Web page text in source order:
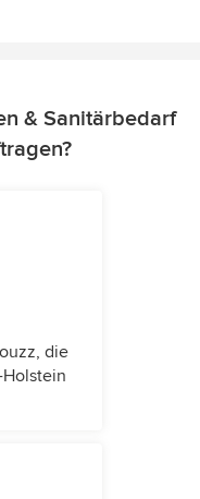
& Sanitärbedarf
die